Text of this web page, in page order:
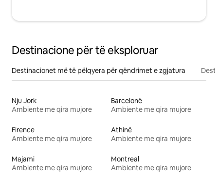
Destinacione për të eksploruar
Destinacionet më të pëlqyera për qëndrimet e zgjatura
Nju Jork
Ambiente me qira mujore
Barcelonë
Ambiente me qira mujore
Firence
Ambiente me qira mujore
Athinë
Ambiente me qira mujore
Majami
Ambiente me qira mujore
Montreal
Ambiente me qira mujore